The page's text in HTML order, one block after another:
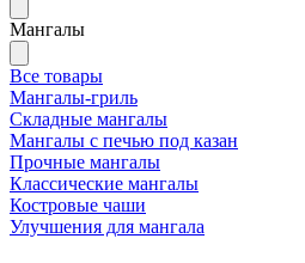
Мангалы
Все товары
Мангалы-гриль
Складные мангалы
Мангалы с печью под казан
Прочные мангалы
Классические мангалы
Костровые чаши
Улучшения для мангала